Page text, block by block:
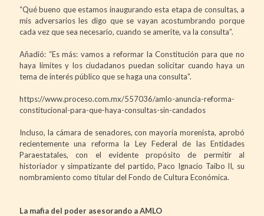
“Qué bueno que estamos inaugurando esta etapa de consultas, a
mis adversarios les digo que se vayan acostumbrando porque
cada vez que sea necesario, cuando se amerite, va la consulta”.
Añadió: “Es más: vamos a reformar la Constitución para que no
haya límites y los ciudadanos puedan solicitar cuando haya un
tema de interés público que se haga una consulta”.
https://www.proceso.com.mx/557036/amlo-anuncia-reforma-
constitucional-para-que-haya-consultas-sin-candados
Incluso, la cámara de senadores, con mayoría morenista, aprobó
recientemente una reforma la Ley Federal de las Entidades
Paraestatales, con el evidente propósito de permitir al
historiador y simpatizante del partido, Paco Ignacio Taibo II, su
nombramiento como titular del Fondo de Cultura Económica.
La mafia del poder asesorando a AMLO